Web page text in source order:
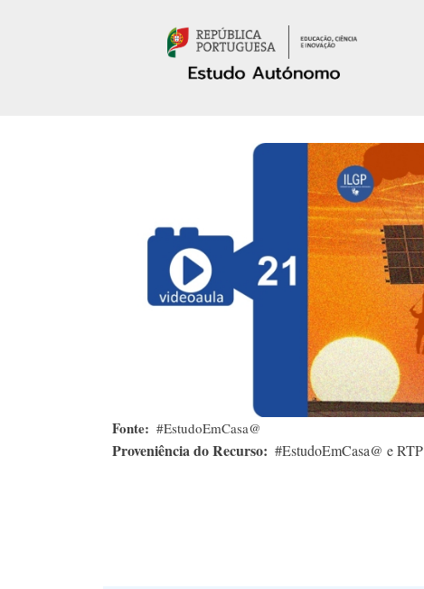
Fonte #EstudoEmCasa@
Proveniência do Recurso #EstudoEmCasa@ e RTP